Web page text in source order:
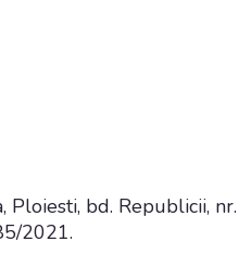
bd. Republicii, nr.
2021.